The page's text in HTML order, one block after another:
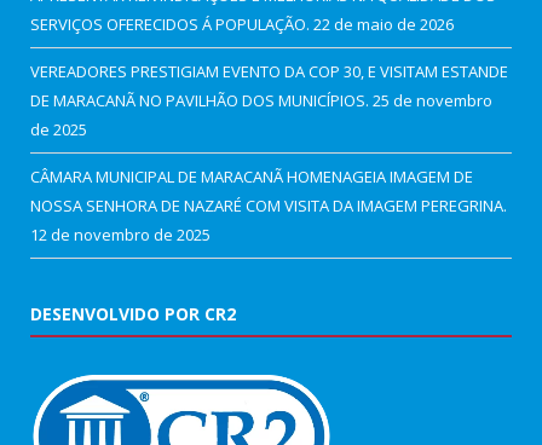
SERVIÇOS OFERECIDOS Á POPULAÇÃO. 22 de maio de 2026
VEREADORES PRESTIGIAM EVENTO DA COP 30, E VISITAM ESTANDE
DE MARACANÃ NO PAVILHÃO DOS MUNICÍPIOS. 25 de novembro
de 2025
CÂMARA MUNICIPAL DE MARACANÃ HOMENAGEIA IMAGEM DE
NOSSA SENHORA DE NAZARÉ COM VISITA DA IMAGEM PEREGRINA.
12 de novembro de 2025
DESENVOLVIDO POR CR2